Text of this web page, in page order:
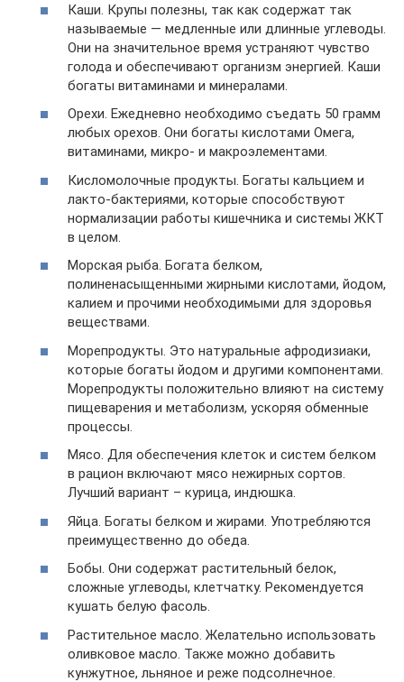
Каши. Крупы полезны, так как содержат так
называемые — медленные или длинные углеводы.
Они на значительное время устраняют чувство
голода и обеспечивают организм энергией. Каши
богаты витаминами и минералами.
Орехи. Ежедневно необходимо съедать 50 грамм
любых орехов. Они богаты кислотами Омега,
витаминами, микро- и макроэлементами.
Кисломолочные продукты. Богаты кальцием и
лакто-бактериями, которые способствуют
нормализации работы кишечника и системы ЖКТ
в целом.
Морская рыба. Богата белком,
полиненасыщенными жирными кислотами, йодом,
калием и прочими необходимыми для здоровья
веществами.
Морепродукты. Это натуральные афродизиаки,
которые богаты йодом и другими компонентами.
Морепродукты положительно влияют на систему
пищеварения и метаболизм, ускоряя обменные
процессы.
Мясо. Для обеспечения клеток и систем белком
в рацион включают мясо нежирных сортов.
Лучший вариант – курица, индюшка.
Яйца. Богаты белком и жирами. Употребляются
преимущественно до обеда.
Бобы. Они содержат растительный белок,
сложные углеводы, клетчатку. Рекомендуется
кушать белую фасоль.
Растительное масло. Желательно использовать
оливковое масло. Также можно добавить
кунжутное, льняное и реже подсолнечное.